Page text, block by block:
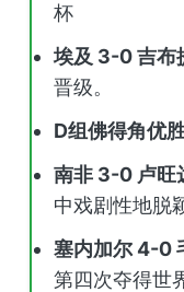
杯
埃及 3-0 吉布
晋级。
D组佛得角优
南非 3-0 卢旺
中戏剧性地脱
塞内加尔 4-0
第四次夺得世